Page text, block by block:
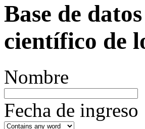
Base de
científico de
Nombre
Fecha de ingreso